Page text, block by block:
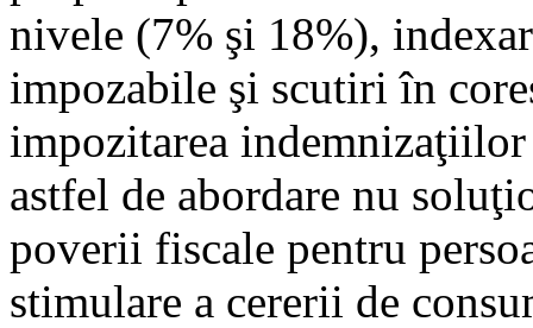
nivele (7% şi 18%),
impozabile şi scutiri în
impozitarea
astfel de abordare nu
poverii fiscale pentru
stimulare a cererii de